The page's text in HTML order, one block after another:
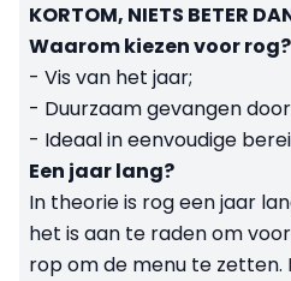
KORTOM, NIETS BETER
Waarom kiezen voor rog?
- Vis van het jaar;
- Duurzaam gevangen
- Ideaal in eenvoudige
Een jaar lang?
In theorie is rog een jaar
het is aan te raden om
rop om de menu te zetten.